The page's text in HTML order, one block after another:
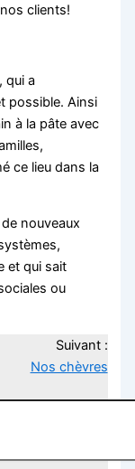
clients!
qui a
possible. Ainsi
à la pâte avec
ce lieu dans la
nouveaux
et qui sait
ou
Suivant :
Nos chèvres